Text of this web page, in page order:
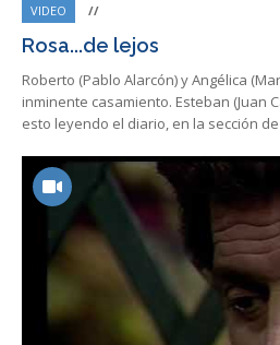
VIDEO //
Rosa...de lejos
Roberto (Pablo Alarcón) y Angélica
inminente casamiento. Esteban (Juan
esto leyendo el diario, en la sección